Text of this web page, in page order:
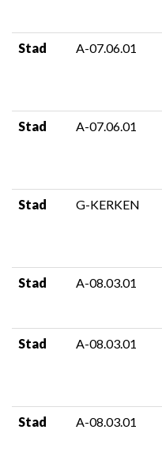
Stad A-07.06.01
Stad A-07.06.01
Stad G-KERKEN
Stad A-08.03.01
Stad A-08.03.01
Stad A-08.03.01